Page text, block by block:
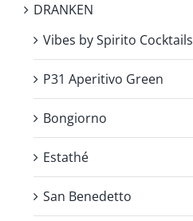
DRANKEN
Vibes by Spirito Cocktails
P31 Aperitivo Green
Bongiorno
Estathé
San Benedetto